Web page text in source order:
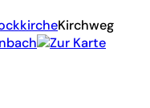
Kirchweg
Zur Karte